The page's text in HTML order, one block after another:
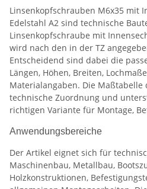
Linsenkopfschrauben M6x35 mit
Edelstahl A2 sind technische
Linsenkopfschraube mit
wird nach den in der TZ
Entscheidend sind dabei die
Längen, Höhen, Breiten,
Materialangaben. Die
technische Zuordnung und
richtigen Variante für Montage,
Anwendungsbereiche
Der Artikel eignet sich für
Maschinenbau, Metallbau,
Holzkonstruktionen,